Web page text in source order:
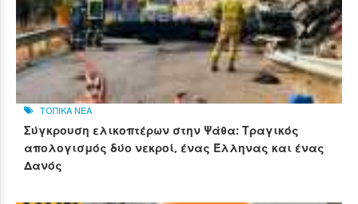
ΤΟΠΙΚΑ ΝΕΑ
Σύγκρουση ελικοπτέρων στην Ψάθα: Τραγικός
απολογισμός δύο νεκροί, ένας Έλληνας και ένας
Δανός